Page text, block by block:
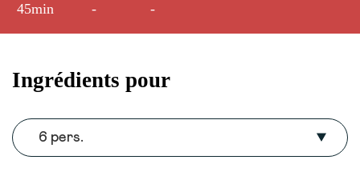
45min - -
Ingrédients pour
6 pers.